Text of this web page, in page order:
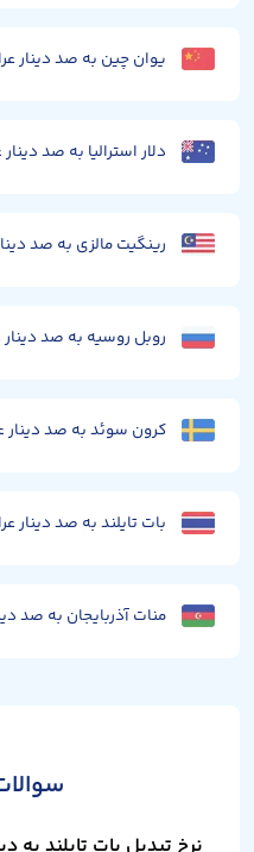
یوان چین به صد دینار
دلار استرالیا به صد
رینگیت مالزی به صد
روبل روسیه به صد دینار
کرون سوئد به صد دینار
بات تایلند به صد دینار
منات آذربایجان به صد